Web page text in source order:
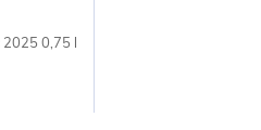
2025 0,75 l